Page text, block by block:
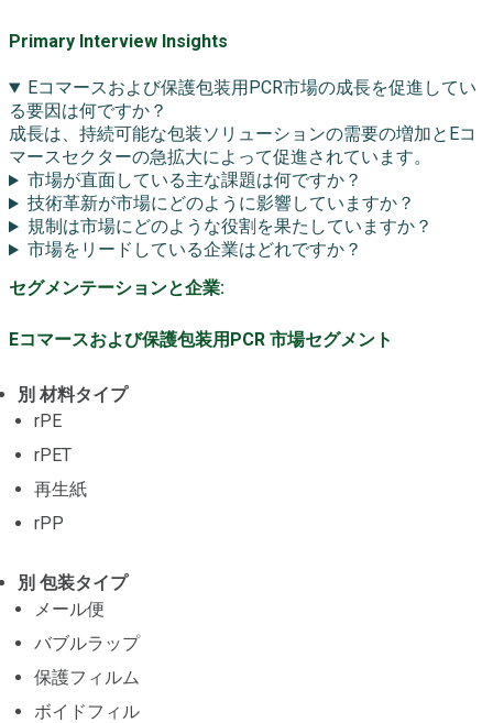
Primary Interview Insights
Eコマースおよび保護包装用PCR市場の成長を促進してい
る要因は何ですか？
成長は、持続可能な包装ソリューションの需要の増加とEコ
マースセクターの急拡大によって促進されています。
市場が直面している主な課題は何ですか？
技術革新が市場にどのように影響していますか？
規制は市場にどのような役割を果たしていますか？
市場をリードしている企業はどれですか？
セグメンテーションと企業:
Eコマースおよび保護包装用PCR 市場セグメント
別 材料タイプ
rPE
rPET
再生紙
rPP
別 包装タイプ
メール便
バブルラップ
保護フィルム
ボイドフィル